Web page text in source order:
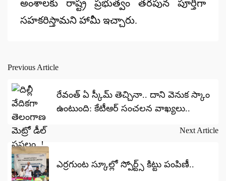
అంశాలకు రాష్ట్ర ప్రభుత్వం తరపున పూర్తిగా
సహకరిస్తామని హామీ ఇచ్చారు.
Post
navigation
Previous Article
రేవంత్ ఏ స్కీమ్ తెచ్చినా.. దాని వెనుక స్కాం
ఉంటుంది: కేటీఆర్ సంచలన వాఖ్యలు..
Next Article
ఎర్రగుంట స్కూల్లో స్పోర్ట్స్ కిట్టు పంపిణీ..